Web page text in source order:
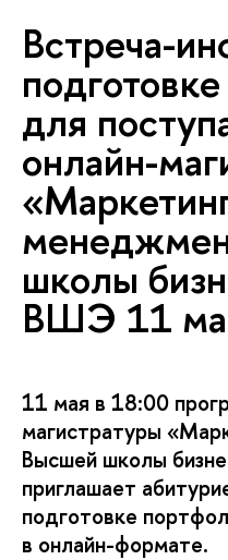
стреча-
для
онлайн-
школы
ШЭ 11
11 мая в 18:00
магистратуры
ысшей школы
приглашает
подготовке
онлайн-формате.